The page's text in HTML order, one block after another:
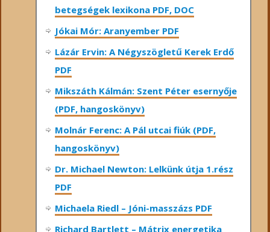
betegségek lexikona PDF, DOC
Jókai Mór: Aranyember PDF
Lázár Ervin: A Négyszögletű Kerek Erdő
PDF
Mikszáth Kálmán: Szent Péter esernyője
(PDF, hangoskönyv)
Molnár Ferenc: A Pál utcai fiúk (PDF,
hangoskönyv)
Dr. Michael Newton: Lelkünk útja 1.rész
PDF
Michaela Riedl – Jóni-masszázs PDF
Richard Bartlett – Mátrix energetika